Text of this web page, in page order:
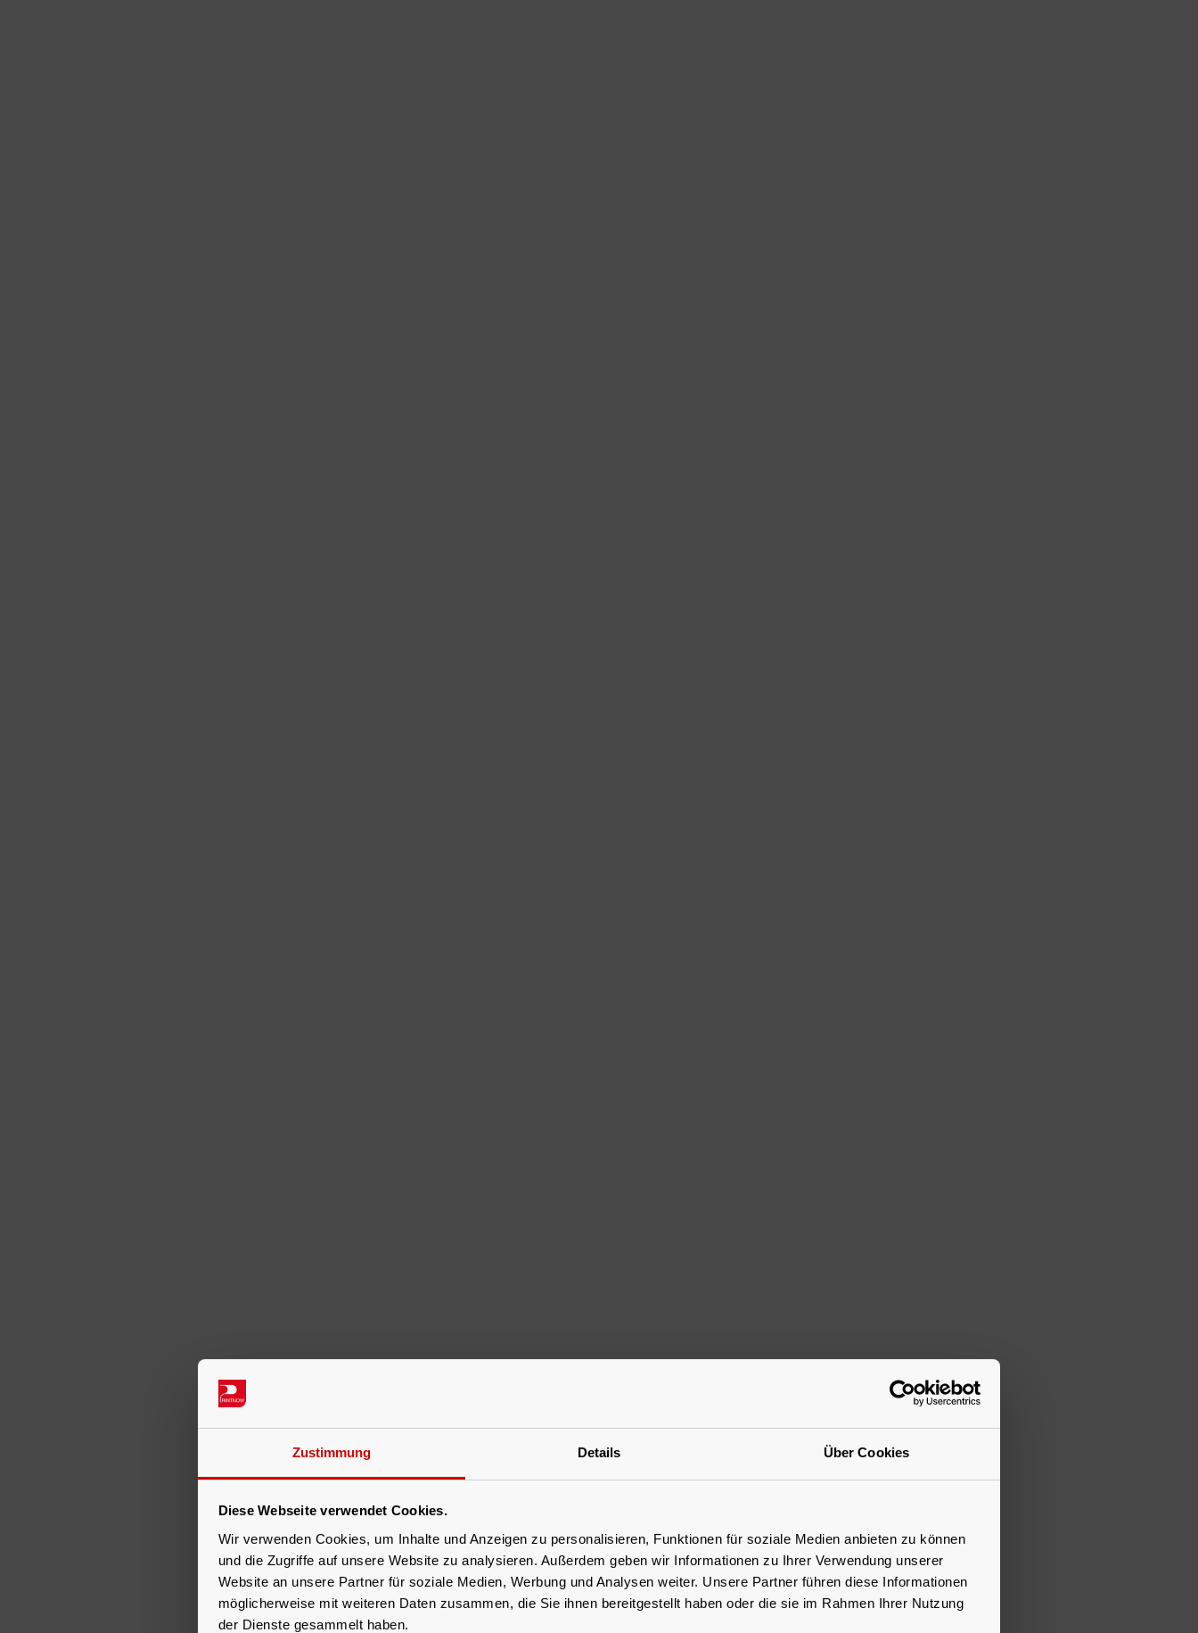
Zustimmung Details Über Cookies
Diese Webseite verwendet Cookies.
Wir verwenden Cookies, um Inhalte und Anzeigen zu personalisieren, Funktionen für soziale Medien anbieten zu können
und die Zugriffe auf unsere Website zu analysieren. Außerdem geben wir Informationen zu Ihrer Verwendung unserer
Website an unsere Partner für soziale Medien, Werbung und Analysen weiter. Unsere Partner führen diese Informationen
möglicherweise mit weiteren Daten zusammen, die Sie ihnen bereitgestellt haben oder die sie im Rahmen Ihrer Nutzung
der Dienste gesammelt haben.